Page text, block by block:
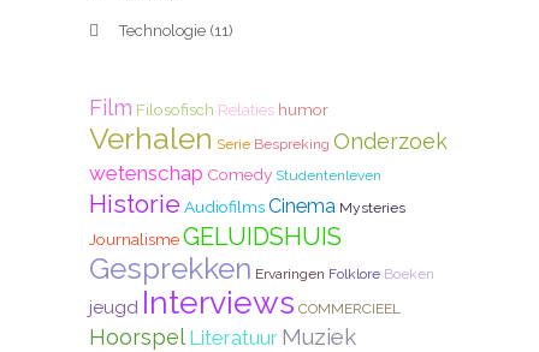
Technologie (11)
Film Filosofisch Relaties humor
Verhalen Serie Bespreking Onderzoek
wetenschap Comedy Studentenleven
HistorieAudiofilmsCinema Mysteries
JournalismeGELUIDSHUIS
Gesprekken Ervaringen Folklore Boeken
jeugd Interviews COMMERCIEEL
Hoorspel Literatuur Muziek